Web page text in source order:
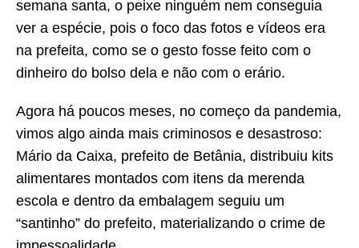
semana santa, o peixe ninguém nem conseguia
ver a espécie, pois o foco das fotos e vídeos era
na prefeita, como se o gesto fosse feito com o
dinheiro do bolso dela e não com o erário.
Agora há poucos meses, no começo da pandemia,
vimos algo ainda mais criminosos e desastroso:
Mário da Caixa, prefeito de Betânia, distribuiu kits
alimentares montados com itens da merenda
escola e dentro da embalagem seguiu um
“santinho” do prefeito, materializando o crime de